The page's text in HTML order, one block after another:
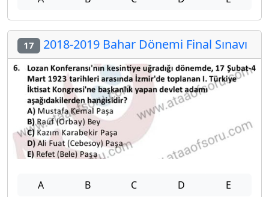
17 2018-2019 Bahar Dönemi Final Sınavı
A B C D E